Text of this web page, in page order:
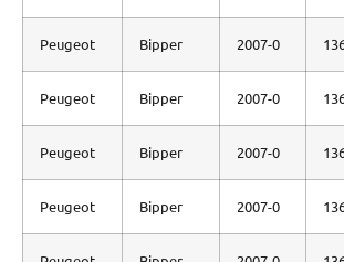
Peugeot Bipper 2007-0
Peugeot Bipper 2007-0
Peugeot Bipper 2007-0
Peugeot Bipper 2007-0